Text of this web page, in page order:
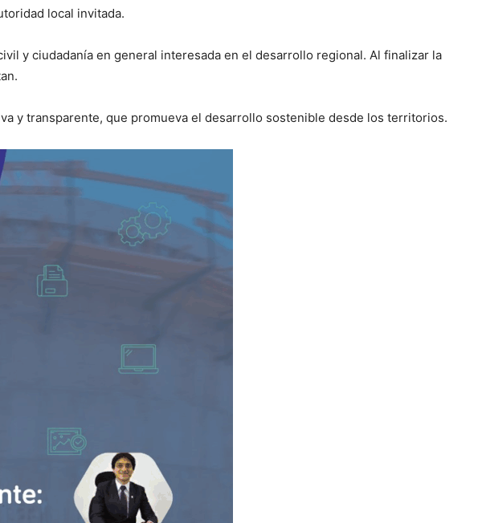
local invitada.
y ciudadanía en general interesada en el desarrollo regional. Al finalizar la
y transparente, que promueva el desarrollo sostenible desde los territorios.